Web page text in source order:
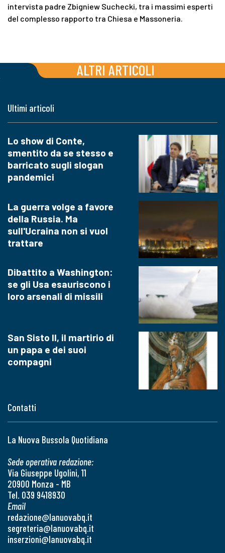
intervista padre Zbigniew Suchecki, tra i massimi esperti
del complesso rapporto tra Chiesa e Massoneria.
ALTRI ARTICOLI
Contatti
La Nuova Bussola Quotidiana
Sede operativa redazione:
Via Giuseppe Ugolini, 11
20900 Monza - MB
Tel. 039 9418930
Email
redazione@lanuovabq.it
segreteria@lanuovabq.it
inserzioni@lanuovabq.it
Ultimi articoli
Lo show di Conte,
smentito da se stesso e
barricato sugli slogan
pandemici
La guerra volge a favore
della Russia. Ma
sull'Ucraina non si vuol
trattare
Dibattito a Washington:
se gli Usa esauriscono i
loro arsenali di missili
San Sisto II, il martirio di
un papa e dei suoi
compagni